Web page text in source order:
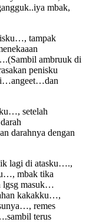
mbak,
tampak
ambruuk di
penisku
setelah
darahnya dengan
lagi di atasku….,
mbak tika
lgsg masuk…
kakakku…,
remes
terus